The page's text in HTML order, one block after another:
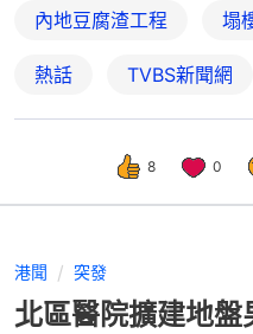
內地豆腐渣工程 塌
熱話 TVBS新聞網
8 0
港聞 突發
北區醫院擴建地